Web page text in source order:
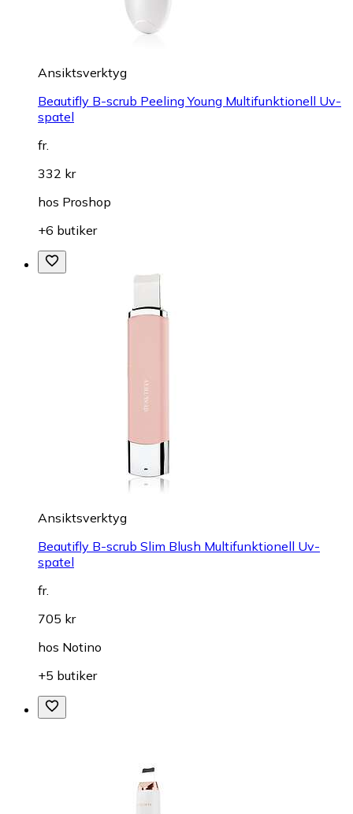
Ansiktsverktyg
Beautifly B-scrub Peeling Young Multifunktionell Uv-
spatel
fr.
332 kr
hos Proshop
+6 butiker
Ansiktsverktyg
Beautifly B-scrub Slim Blush Multifunktionell Uv-
spatel
fr.
705 kr
hos Notino
+5 butiker